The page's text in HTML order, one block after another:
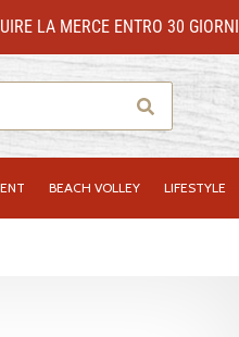
LA MERCE ENTRO 30 GIORNI
Ricerca
BEACH VOLLEY LIFESTYLE